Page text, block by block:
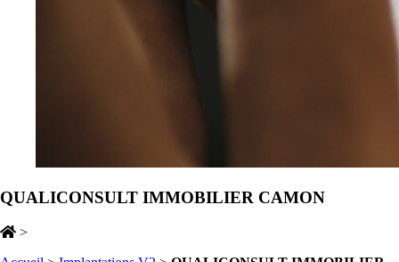
QUALICONSULT IMMOBILIER CAMON
>